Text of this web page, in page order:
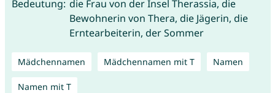
Bedeutung: die Frau von der Insel Therassia, die
Bewohnerin von Thera, die Jägerin, die
Erntearbeiterin, der Sommer
Mädchennamen Mädchennamen mit T Namen
Namen mit T